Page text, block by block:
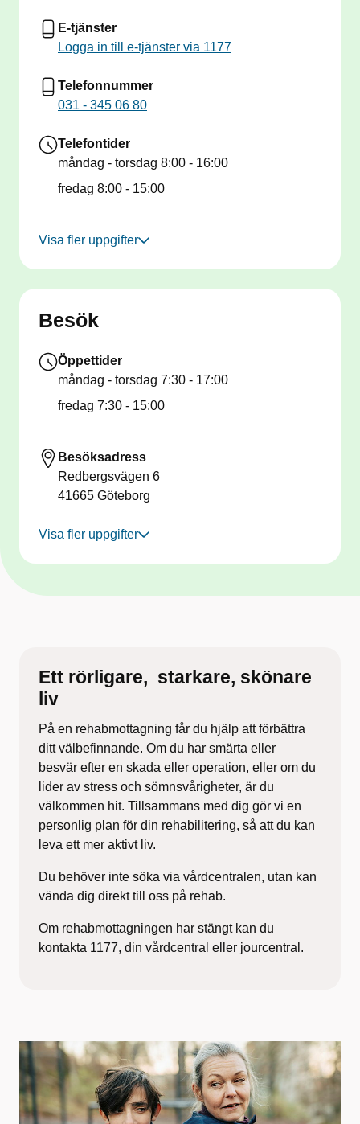
E-tjänster
Logga in till e-tjänster via 1177
Telefonnummer
031 - 345 06 80
Telefontider
måndag - torsdag 8:00 - 16:00
fredag 8:00 - 15:00
Visa fler uppgifter
Besök
Öppettider
måndag - torsdag 7:30 - 17:00
fredag 7:30 - 15:00
Besöksadress
Redbergsvägen 6
41665 Göteborg
Visa fler uppgifter
Ett rörligare, ​ starkare, skönare
liv​
På en rehabmottagning får du hjälp att förbättra
ditt välbefinnande. Om du har smärta eller
besvär efter en skada eller operation, eller om du
lider av stress och sömnsvårigheter, är du
välkommen hit. Tillsammans med dig gör vi en
personlig plan för din rehabilitering, så att du kan
leva ett mer aktivt liv.
Du behöver inte söka via vårdcentralen, utan kan
vända dig direkt till oss på rehab.
Om rehabmottagningen har stängt kan du
kontakta 1177, din vårdcentral eller jourcentral.